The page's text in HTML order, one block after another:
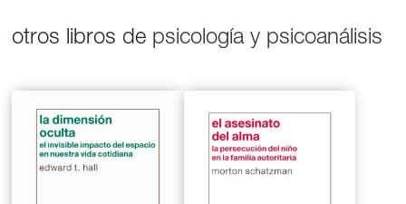
otros libros de psicología y psicoanálisis